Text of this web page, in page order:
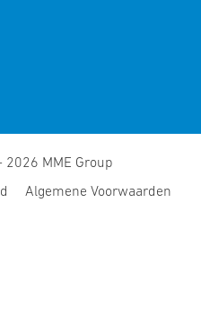
MME Group
Algemene Voorwaarden